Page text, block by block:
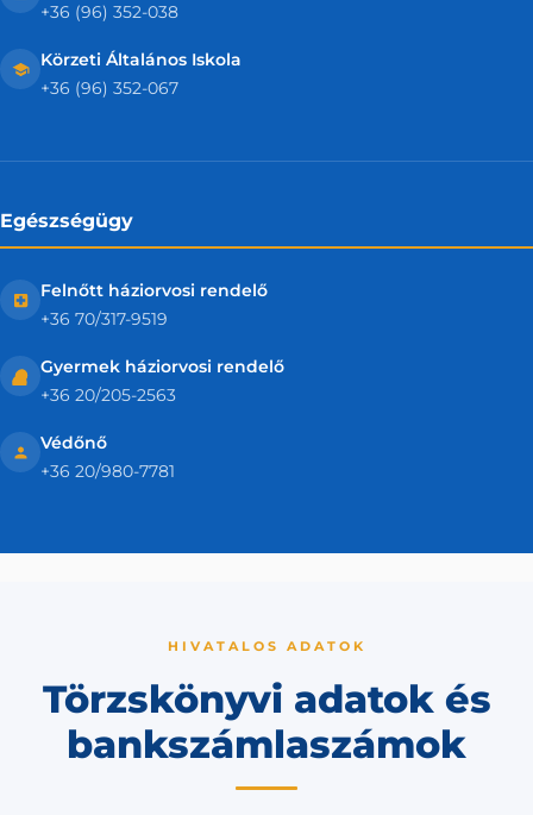
+36 (96) 352-038
Körzeti Általános Iskola
+36 (96) 352-067
Egészségügy
Felnőtt háziorvosi rendelő
+36 70/317-9519
Gyermek háziorvosi rendelő
+36 20/205-2563
Védőnő
+36 20/980-7781
HIVATALOS ADATOK
Törzskönyvi adatok és
bankszámlaszámok